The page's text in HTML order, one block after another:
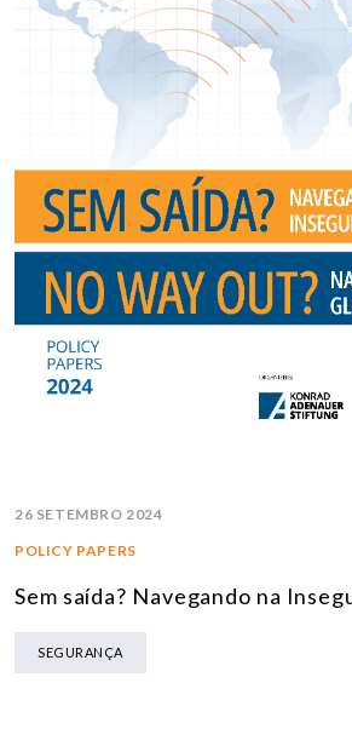
26 SETEMBRO 2024
POLICY PAPERS
Sem saída? Navegando na
SEGURANÇA